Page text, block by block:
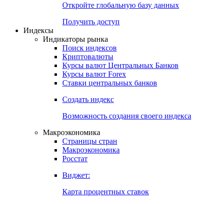
Откройте глобальную базу данных
Получить доступ
Индексы
Индикаторы рынка
Поиск индексов
Криптовалюты
Курсы валют Центральных Банков
Курсы валют Forex
Ставки центральных банков
Создать индекс
Возможность создания своего индекса
Макроэкономика
Страницы стран
Макроэкономика
Росстат
Виджет:
Карта процентных ставок